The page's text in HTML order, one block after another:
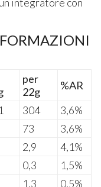
per
22g
%AR
304
3,6%
73
3,6%
2,9
4,1%
0,3
1,5%
1,3 0,5%